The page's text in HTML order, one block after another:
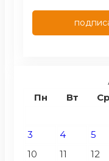
Пн
Вт Ср
3
4 5
10
11 12